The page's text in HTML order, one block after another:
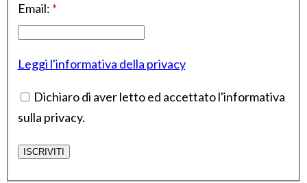
Email: *
Leggi l'informativa della privacy
Dichiaro di aver letto ed accettato l'informativa
sulla privacy.